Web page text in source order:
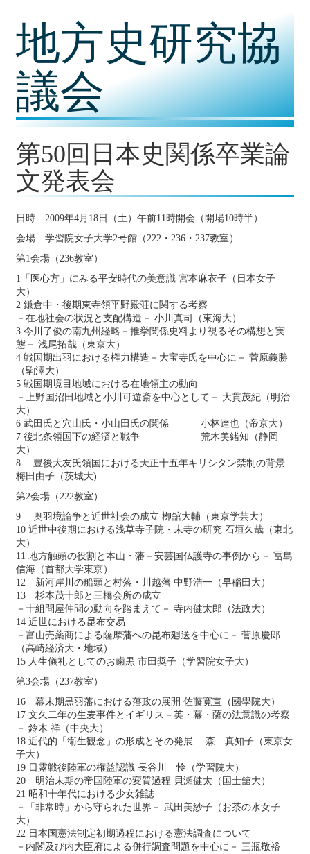
地方史研究協
議会
第50回日本史関係卒業論
文発表会
日時 2009年4月18日（土）午前11時開会（開場10時半）
会場 学習院女子大学2号館（222・236・237教室）
第1会場（236教室）
1「医心方」にみる平安時代の美意識 宮本麻衣子（日本女子
大）
2 鎌倉中・後期東寺領平野殿荘に関する考察
－在地社会の状況と支配構造－ 小川真司（東海大）
3 今川了俊の南九州経略－推挙関係史料より視るその構想と実
態－ 浅尾拓哉（東京大）
4 戦国期出羽における権力構造－大宝寺氏を中心に－ 菅原義勝
（駒澤大）
5 戦国期境目地域における在地領主の動向
－上野国沼田地域と小川可遊斎を中心として－ 大貫茂紀（明治
大）
6 武田氏と穴山氏・小山田氏の関係 小林達也（帝京大）
7 後北条領国下の経済と戦争 荒木美緒知（静岡
大）
8 豊後大友氏領国における天正十五年キリシタン禁制の背景
梅田由子（茨城大)
第2会場（222教室）
9 奥羽境論争と近世社会の成立 栁舘大輔（東京学芸大）
10 近世中後期における浅草寺子院・末寺の研究 石垣久哉（東北
大）
11 地方触頭の役割と本山・藩－安芸国仏護寺の事例から－ 冨島
信海（首都大学東京）
12 新河岸川の船頭と村落・川越藩 中野浩一（早稲田大）
13 杉本茂十郎と三橋会所の成立
－十組問屋仲間の動向を踏まえて－ 寺内健太郎（法政大）
14 近世における昆布交易
－富山売薬商による薩摩藩への昆布廻送を中心に－ 菅原慶郎
（高崎経済大・地域）
15 人生儀礼としてのお歯黒 市田奨子（学習院女子大）
第3会場（237教室）
16 幕末期黒羽藩における藩政の展開 佐藤寛宣（國學院大）
17 文久二年の生麦事件とイギリス－英・幕・薩の法意識の考察
－ 鈴木 祥（中央大）
18 近代的「衛生観念」の形成とその発展 森 真知子（東京女
子大）
19 日露戦後陸軍の権益認識 長谷川 怜（学習院大）
20 明治末期の帝国陸軍の変質過程 貝瀬健太（国士舘大）
21 昭和十年代における少女雑誌
－「非常時」から守られた世界－ 武田美紗子（お茶の水女子
大）
22 日本国憲法制定初期過程における憲法調査について
－内閣及び内大臣府による併行調査問題を中心に－ 三瓶敬裕